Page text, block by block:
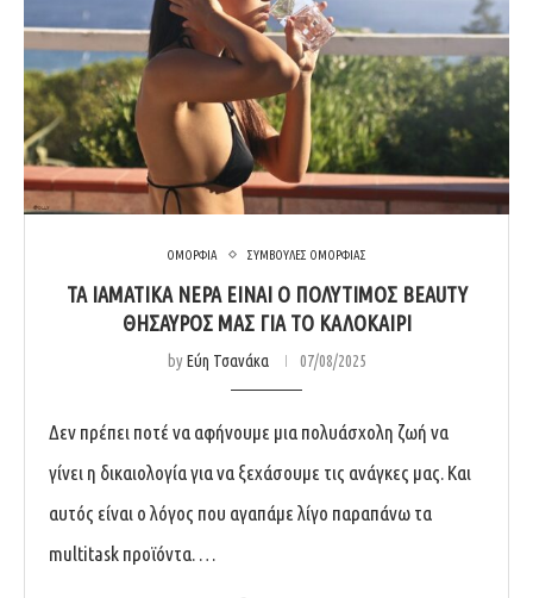
ΟΜΟΡΦΙΑ ΣΥΜΒΟΥΛΕΣ ΟΜΟΡΦΙΑΣ
ΤΑ ΙΑΜΑΤΙΚΑ ΝΕΡΑ ΕΙΝΑΙ Ο ΠΟΛΥΤΙΜΟΣ BEAUTY
ΘΗΣΑΥΡΟΣ ΜΑΣ ΓΙΑ ΤΟ ΚΑΛΟΚΑΙΡΙ
byΕύη Τσανάκα 07/08/2025
Δεν πρέπει ποτέ να αφήνουμε μια πολυάσχολη ζωή να
γίνει η δικαιολογία για να ξεχάσουμε τις ανάγκες μας. Και
αυτός είναι ο λόγος που αγαπάμε λίγο παραπάνω τα
multitask προϊόντα. …